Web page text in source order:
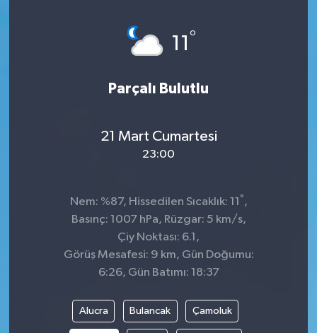
11 °
Parçalı Bulutlu
21 Mart Cumartesi
23:00
Nem: %87, Hissedilen Sıcaklık: 11 ° ,
Basınç: 1007 hPa, Rüzgar: 5 km/s,
Çiy Noktası: 6.1,
Görüş Mesafesi: 9 km, Gün Doğumu:
6:26, Gün Batımı: 18:37
Alucra Bulancak Çamoluk
İlim & İrfan
KURDÎ
Sağlık & Yaşam
Siyaset